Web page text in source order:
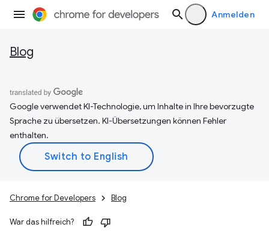
Anmelden
Blog
Google verwendet KI-Technologie, um Inhalte in Ihre bevorzugte
Sprache zu übersetzen. KI-Übersetzungen können Fehler
enthalten.
Chrome for Developers Blog
War das hilfreich?